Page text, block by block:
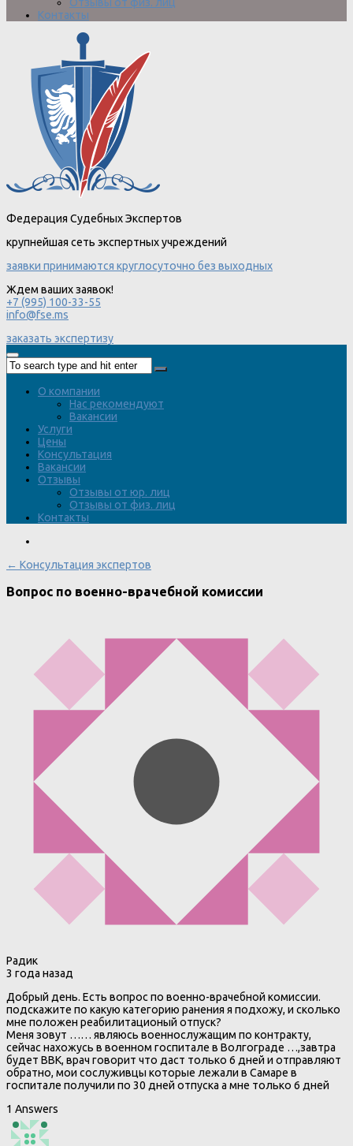
Отзывы от физ. лиц
Контакты
Федерация Судебных Экспертов
крупнейшая сеть экспертных учреждений
заявки принимаются круглосуточно без выходных
Ждем ваших заявок!
+7 (995) 100-33-55
info@fse.ms
заказать экспертизу
О компании
Нас рекомендуют
Вакансии
Услуги
Цены
Консультация
Вакансии
Отзывы
Отзывы от юр. лиц
Отзывы от физ. лиц
Контакты
← Консультация экспертов
Вопрос по военно-врачебной комиссии
Радик
3 года назад
Добрый день. Есть вопрос по военно-врачебной комиссии.
подскажите по какую категорию ранения я подхожу, и сколько
мне положен реабилитационый отпуск?
Меня зовут …… являюсь военнослужащим по контракту,
сейчас нахожусь в военном госпитале в Волгограде …,завтра
будет ВВК, врач говорит что даст только 6 дней и отправляют
обратно, мои сослуживцы которые лежали в Самаре в
госпитале получили по 30 дней отпуска а мне только 6 дней
1 Answers